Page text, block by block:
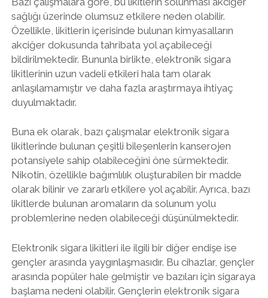
sağlığı üzerinde olumsuz etkilere neden olabilir.
Özellikle, likitlerin içerisinde bulunan kimyasalların
akciğer dokusunda tahribata yol açabileceği
bildirilmektedir. Bununla birlikte, elektronik sigara
likitlerinin uzun vadeli etkileri hala tam olarak
anlaşılamamıştır ve daha fazla araştırmaya ihtiyaç
duyulmaktadır.
Buna ek olarak, bazı çalışmalar elektronik sigara
likitlerinde bulunan çeşitli bileşenlerin kanserojen
potansiyele sahip olabileceğini öne sürmektedir.
Nikotin, özellikle bağımlılık oluşturabilen bir madde
olarak bilinir ve zararlı etkilere yol açabilir. Ayrıca, bazı
likitlerde bulunan aromaların da solunum yolu
problemlerine neden olabileceği düşünülmektedir.
Elektronik sigara likitleri ile ilgili bir diğer endişe ise
gençler arasında yaygınlaşmasıdır. Bu cihazlar, gençler
arasında popüler hale gelmiştir ve bazıları için sigaraya
başlama nedeni olabilir. Gençlerin elektronik sigara